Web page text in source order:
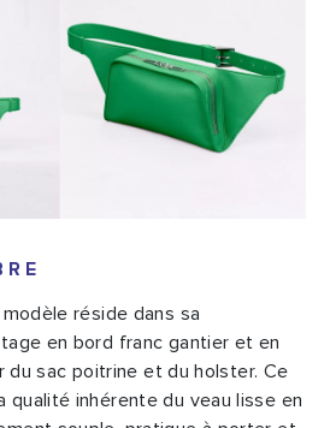
réside dans sa
en bord franc gantier et en
du sac poitrine et du holster. Ce
qualité inhérente du veau lisse en